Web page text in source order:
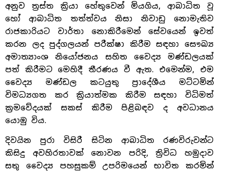
අනුව ත්‍රස්ත ක්‍රියා හේතුවෙන් මියගිය, ආබාධිත වූ
හෝ ආබාධිත තත්ත්වය නිසා නිවාඩු නොමැතිව
රාජකාරියට වාර්තා නොකිරීමෙන් සේවයෙන් ඉවත්
කරන ලද පුද්ගලයන් පරීක්ෂා කිරීම සඳහා සෞඛ්‍ය
අමාත්‍යාංශ නියෝජනය සහිත වෛද්‍ය මණ්ඩලයක්
පත් කිරීමට මෙහිදී තීරණය වී ඇත. එමෙන්ම, එම
වෛද්‍ය මණ්ඩල කටයුතු ප්‍රාදේශීය මට්ටමින්
විමධ්‍යගත කර ක්‍රියාත්මක කිරීම සඳහා විධිමත්
ක්‍රමවේදයක් සකස් කිරීම පිළිබඳව ද අවධානය
යොමු විය.
දිවයින පුරා විසිරී සිටින ආබාධිත රණවිරුවන්ට
කිසිදු අවහිරතාවක් නොවන පරිදි, ත්‍රිවිධ හමුදාව
සතු වෛද්‍ය පහසුකම් උපරිමයෙන් භාවිත කරමින්